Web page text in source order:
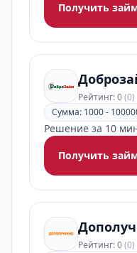
Получить
Рейтинг: 0(0)
Сумма: 1000 -
Решение за 10
Получить
Рейтинг: 0(0)